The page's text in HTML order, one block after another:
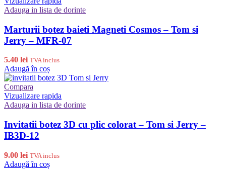
Adauga in lista de dorinte
Marturii botez baieti Magneti Cosmos – Tom si
Jerry – MFR-07
5.40 lei TVA inclus
Adaugă în coș
Compara
Vizualizare rapida
Adauga in lista de dorinte
Invitatii botez 3D cu plic colorat – Tom si Jerry –
IB3D-12
9.00 lei TVA inclus
Adaugă în coș